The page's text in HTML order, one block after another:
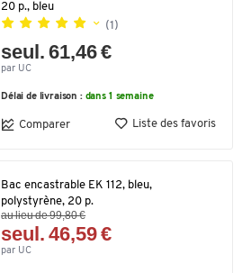
20 p., bleu
(1)
seul. 61,46 €
par UC
Délai de livraison : dans 1 semaine
Comparer Liste des favoris
Bac encastrable EK 112, bleu,
polystyrène, 20 p.
au lieu de 99,80 €
seul. 46,59 €
par UC